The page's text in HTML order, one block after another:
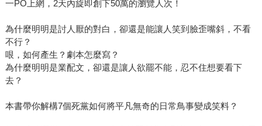
一PO上網，2天內旋即創下50萬的瀏覽人次！
為什麼明明是討人厭的對白，卻還是能讓人笑到臉歪嘴斜，不看
不行？
哏，如何產生？劇本怎麼寫？
為什麼明明是業配文，卻還是讓人欲罷不能，忍不住想要看下
去？
本書帶你解構7個死黨如何將平凡無奇的日常鳥事變成笑料？